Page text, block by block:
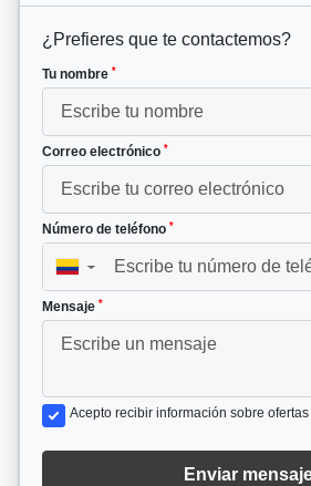
¿Prefieres que te contactemos?
Tu nombre *
Correo electrónico *
Número de teléfono *
▼
Mensaje *
Acepto recibir información sobre
Enviar